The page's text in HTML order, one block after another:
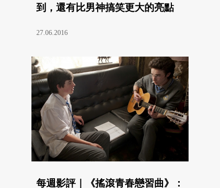
到，還有比男神搞笑更大的亮點
27.06.2016
每週影評｜《搖滾青春戀習曲》：